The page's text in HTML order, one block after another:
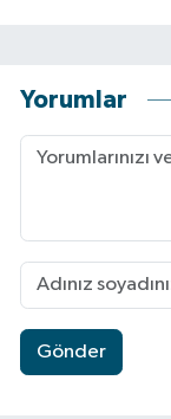
Yorumlar
Gönder